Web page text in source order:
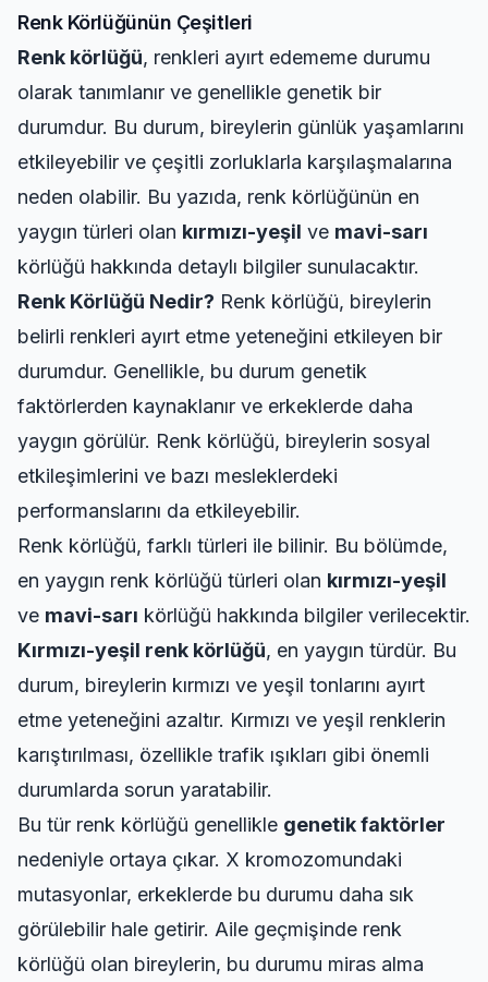
Renk Körlüğünün Çeşitleri
Renk körlüğü, renkleri ayırt edememe durumu
olarak tanımlanır ve genellikle genetik bir
durumdur. Bu durum, bireylerin günlük yaşamlarını
etkileyebilir ve çeşitli zorluklarla karşılaşmalarına
neden olabilir. Bu yazıda, renk körlüğünün en
yaygın türleri olan kırmızı-yeşil ve mavi-sarı
körlüğü hakkında detaylı bilgiler sunulacaktır.
Renk Körlüğü Nedir? Renk körlüğü, bireylerin
belirli renkleri ayırt etme yeteneğini etkileyen bir
durumdur. Genellikle, bu durum genetik
faktörlerden kaynaklanır ve erkeklerde daha
yaygın görülür. Renk körlüğü, bireylerin sosyal
etkileşimlerini ve bazı mesleklerdeki
performanslarını da etkileyebilir.
Renk körlüğü, farklı türleri ile bilinir. Bu bölümde,
en yaygın renk körlüğü türleri olan kırmızı-yeşil
ve mavi-sarı körlüğü hakkında bilgiler verilecektir.
Kırmızı-yeşil renk körlüğü, en yaygın türdür. Bu
durum, bireylerin kırmızı ve yeşil tonlarını ayırt
etme yeteneğini azaltır. Kırmızı ve yeşil renklerin
karıştırılması, özellikle trafik ışıkları gibi önemli
durumlarda sorun yaratabilir.
Bu tür renk körlüğü genellikle genetik faktörler
nedeniyle ortaya çıkar. X kromozomundaki
mutasyonlar, erkeklerde bu durumu daha sık
görülebilir hale getirir. Aile geçmişinde renk
körlüğü olan bireylerin, bu durumu miras alma